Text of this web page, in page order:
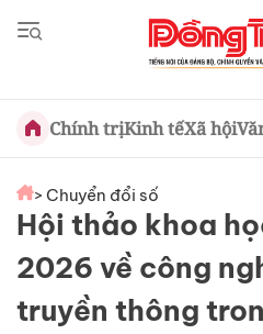
Chính trịKinh tếXã hội
> Chuyển đổi số
Hội thảo khoa
2026 về công
truyền thông